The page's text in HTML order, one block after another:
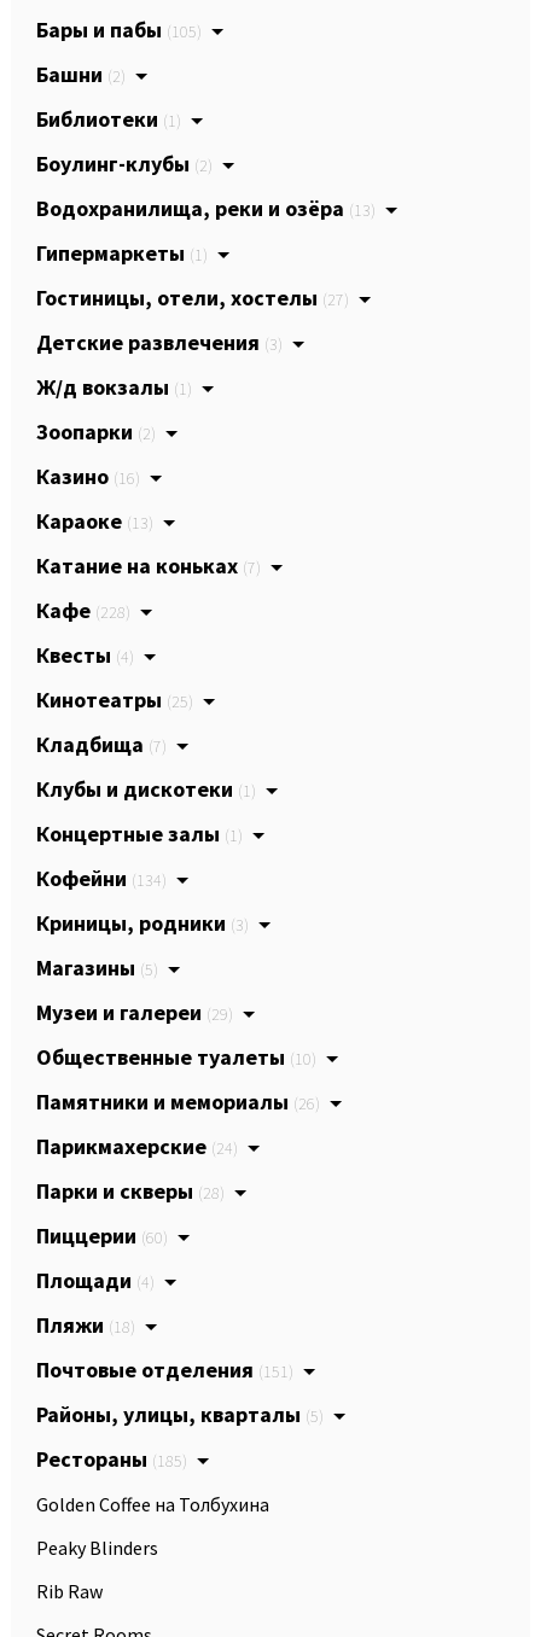
Бары и пабы (105)
Башни (2)
Библиотеки (1)
Боулинг-клубы (2)
Водохранилища, реки и озёра (13)
Гипермаркеты (1)
Гостиницы, отели, хостелы (27)
Детские развлечения (3)
Ж/д вокзалы (1)
Зоопарки (2)
Казино (16)
Караоке (13)
Катание на коньках (7)
Кафе (228)
Квесты (4)
Кинотеатры (25)
Кладбища (7)
Клубы и дискотеки (1)
Концертные залы (1)
Кофейни (134)
Криницы, родники (3)
Магазины (5)
Музеи и галереи (29)
Общественные туалеты (10)
Памятники и мемориалы (26)
Парикмахерские (24)
Парки и скверы (28)
Пиццерии (60)
Площади (4)
Пляжи (18)
Почтовые отделения (151)
Районы, улицы, кварталы (5)
Рестораны (185)
Golden Coffee на Толбухина
Peaky Blinders
Rib Raw